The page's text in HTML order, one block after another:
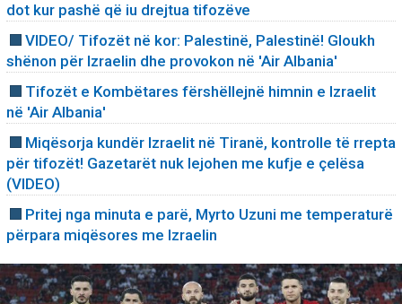
dot kur pashë që iu drejtua tifozëve
VIDEO/ Tifozët në kor: Palestinë, Palestinë! Gloukh
shënon për Izraelin dhe provokon në 'Air Albania'
Tifozët e Kombëtares fërshëllejnë himnin e Izraelit
në 'Air Albania'
Miqësorja kundër Izraelit në Tiranë, kontrolle të rrepta
për tifozët! Gazetarët nuk lejohen me kufje e çelësa
(VIDEO)
Pritej nga minuta e parë, Myrto Uzuni me temperaturë
përpara miqësores me Izraelin